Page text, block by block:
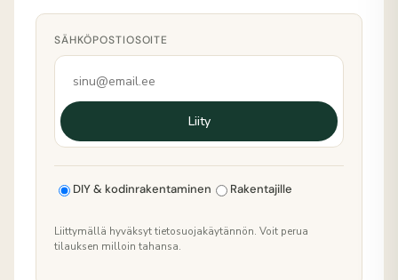
SÄHKÖPOSTIOSOITE
Liity
DIY & kodinrakentaminen Rakentajille
Liittymällä hyväksyt tietosuojakäytännön. Voit perua
tilauksen milloin tahansa.